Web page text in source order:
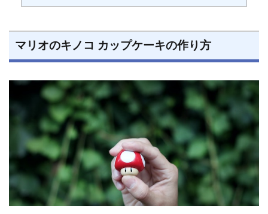
マリオのキノコ カップケーキの作り方